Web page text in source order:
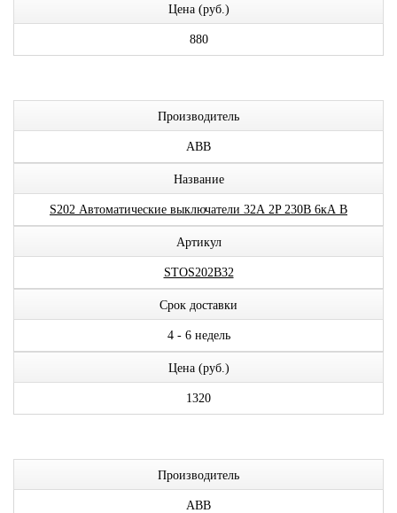
Цена (руб.)
880
Производитель
ABB
Название
S202 Автоматические выключатели 32А 2P 230В 6кА B
Артикул
STOS202B32
Срок доставки
4 - 6 недель
Цена (руб.)
1320
Производитель
ABB